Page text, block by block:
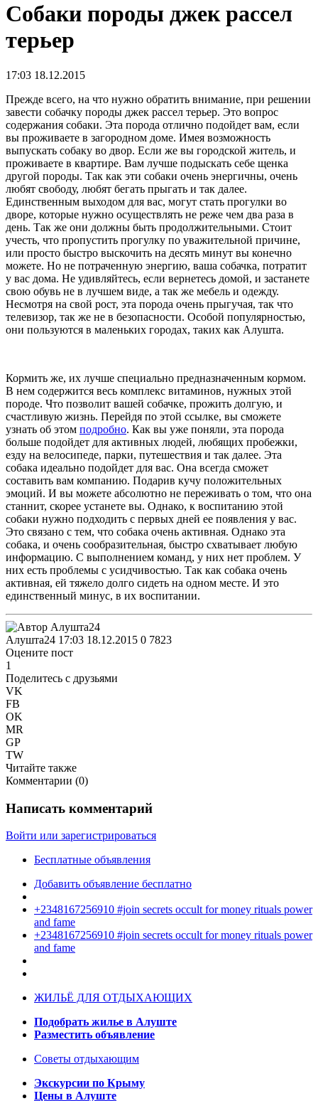
Собаки породы джек рассел
терьер
17:03 18.12.2015
Прежде всего, на что нужно обратить внимание, при решении
завести собачку породы джек рассел терьер. Это вопрос
содержания собаки. Эта порода отлично подойдет вам, если
вы проживаете в загородном доме. Имея возможность
выпускать собаку во двор. Если же вы городской житель, и
проживаете в квартире. Вам лучше подыскать себе щенка
другой породы. Так как эти собаки очень энергичны, очень
любят свободу, любят бегать прыгать и так далее.
Единственным выходом для вас, могут стать прогулки во
дворе, которые нужно осуществлять не реже чем два раза в
день. Так же они должны быть продолжительными. Стоит
учесть, что пропустить прогулку по уважительной причине,
или просто быстро выскочить на десять минут вы конечно
можете. Но не потраченную энергию, ваша собачка, потратит
у вас дома. Не удивляйтесь, если вернетесь домой, и застанете
свою обувь не в лучшем виде, а так же мебель и одежду.
Несмотря на свой рост, эта порода очень прыгучая, так что
телевизор, так же не в безопасности. Особой популярностью,
они пользуются в маленьких городах, таких как Алушта.
Кормить же, их лучше специально предназначенным кормом.
В нем содержится весь комплекс витаминов, нужных этой
породе. Что позволит вашей собачке, прожить долгую, и
счастливую жизнь. Перейдя по этой ссылке, вы сможете
узнать об этом подробно. Как вы уже поняли, эта порода
больше подойдет для активных людей, любящих пробежки,
езду на велосипеде, парки, путешествия и так далее. Эта
собака идеально подойдет для вас. Она всегда сможет
составить вам компанию. Подарив кучу положительных
эмоций. И вы можете абсолютно не переживать о том, что она
станнит, скорее устанете вы. Однако, к воспитанию этой
собаки нужно подходить с первых дней ее появления у вас.
Это связано с тем, что собака очень активная. Однако эта
собака, и очень сообразительная, быстро схватывает любую
информацию. С выполнением команд, у них нет проблем. У
них есть проблемы с усидчивостью. Так как собака очень
активная, ей тяжело долго сидеть на одном месте. И это
единственный минус, в их воспитании.
Алушта24 17:03 18.12.2015 0 7823
Оцените пост
1
Поделитесь с друзьями
VK
FB
OK
MR
GP
TW
Читайте также
Комментарии (0)
Написать комментарий
Войти или зарегистрироваться
Бесплатные объявления
Добавить объявление бесплатно
+2348167256910 #join secrets occult for money rituals power
and fame
+2348167256910 #join secrets occult for money rituals power
and fame
ЖИЛЬЁ ДЛЯ ОТДЫХАЮЩИХ
Подобрать жилье в Алуште
Разместить объявление
Советы отдыхающим
Экскурсии по Крыму
Цены в Алуште